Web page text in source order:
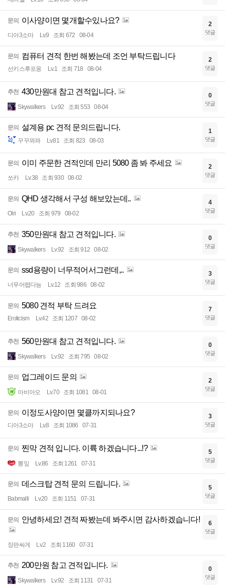
문의 이사양이면 몇개할수있나요?
디아3소마 Lv.9 조회 672 08-04
2
댓글
문의 컴퓨터 견적 한번 해봤는데 조언 부탁드립니다
선키스후포옹 Lv.1 조회 718 08-04
2
댓글
추천 430만원대 참고 견적입니다.
Skywalkers Lv.92 조회 553 08-04
0
댓글
문의 설계용 pc 견적 문의드립니다.
꾸꾸꽈꽈 Lv.81 조회 823 08-03
1
댓글
문의 이미 주문한 견적인데 만리 5080 좀 봐 주세요
쏘카 Lv.38 조회 930 08-02
2
댓글
문의 QHD 생각해서 구성 해보았는데..
Olri Lv.20 조회 979 08-02
4
댓글
추천 350만원대 참고 견적입니다.
Skywalkers Lv.92 조회 912 08-02
0
댓글
문의 ssd용량이 너무적어서그런데,..
너무어렵다능 Lv.12 조회 986 08-02
3
댓글
문의 5080 견적 부탁 드려요
Eroticism Lv.42 조회 1207 08-02
7
댓글
추천 560만원대 참고 견적입니다.
Skywalkers Lv.92 조회 795 08-02
0
댓글
문의 업그레이드 문의
아비아오 Lv.70 조회 1081 08-01
2
댓글
문의 이정도사양이면 몇클까지되나요?
디아3소마 Lv.8 조회 1086 07-31
3
댓글
문의 찐막 견적 입니다. 이륙 하겠습니다...!?
뽕잎 Lv.86 조회 1261 07-31
5
댓글
문의 데스크탑 견적 문의 드립니다.
Babmalli Lv.20 조회 1151 07-31
5
댓글
문의 안녕하세요! 견적 짜봤는데 봐주시면 감사하겠습니다!
장판싸게 Lv.2 조회 1160 07-31
6
댓글
추천 200만원 참고 견적입니다.
Skywalkers Lv.92 조회 1131 07-31
0
댓글